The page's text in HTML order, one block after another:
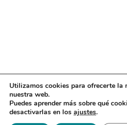
Utilizamos cookies para ofrecerte la
nuestra web.
Puedes aprender más sobre qué
desactivarlas en los ajustes.